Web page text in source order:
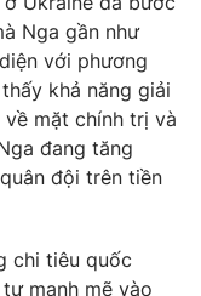
Nga gần như
với phương
khả năng giải
mặt chính trị và
đang tăng
đội trên tiền
chi tiêu quốc
mạnh mẽ vào